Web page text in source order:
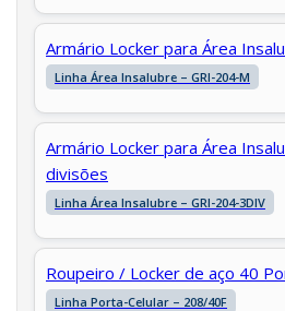
Armário Locker para Área
Linha Área Insalubre – GRI-204-M
Armário Locker para Área
divisões
Linha Área Insalubre – GRI-204-3DIV
Roupeiro / Locker de aço 40
Linha Porta-Celular – 208/40F